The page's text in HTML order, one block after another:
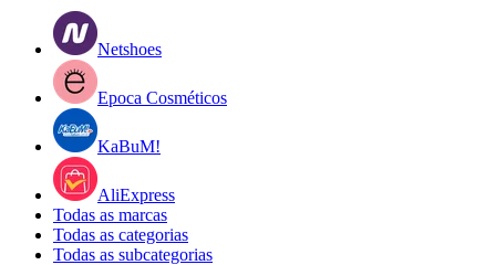
Netshoes
Epoca Cosméticos
KaBuM!
AliExpress
Todas as marcas
Todas as categorias
Todas as subcategorias